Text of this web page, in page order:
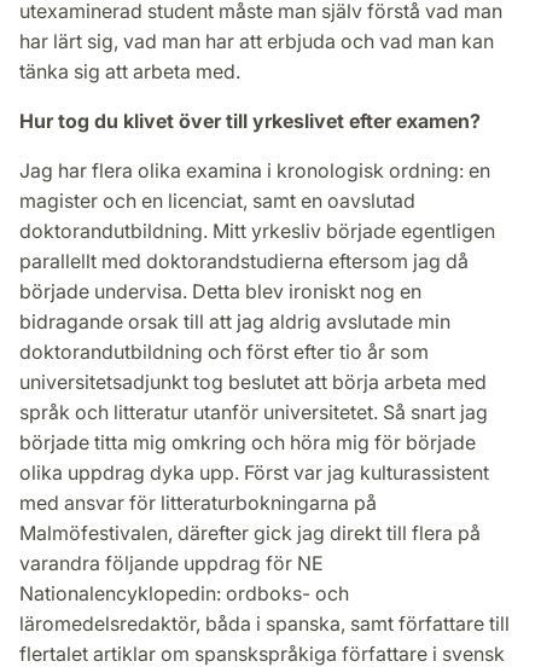
utexaminerad student måste man själv förstå vad man
har lärt sig, vad man har att erbjuda och vad man kan
tänka sig att arbeta med.
Hur tog du klivet över till yrkeslivet efter examen?
Jag har flera olika examina i kronologisk ordning: en
magister och en licenciat, samt en oavslutad
doktorandutbildning. Mitt yrkesliv började egentligen
parallellt med doktorandstudierna eftersom jag då
började undervisa. Detta blev ironiskt nog en
bidragande orsak till att jag aldrig avslutade min
doktorandutbildning och först efter tio år som
universitetsadjunkt tog beslutet att börja arbeta med
språk och litteratur utanför universitetet. Så snart jag
började titta mig omkring och höra mig för började
olika uppdrag dyka upp. Först var jag kulturassistent
med ansvar för litteraturbokningarna på
Malmöfestivalen, därefter gick jag direkt till flera på
varandra följande uppdrag för NE
Nationalencyklopedin: ordboks- och
läromedelsredaktör, båda i spanska, samt författare till
flertalet artiklar om spanskspråkiga författare i svensk